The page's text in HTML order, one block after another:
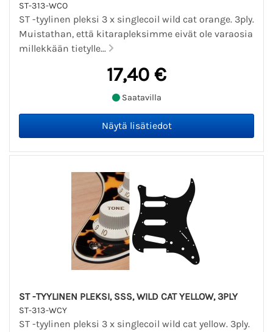
ST-313-WCO
ST -tyylinen pleksi 3 x singlecoil wild cat orange. 3ply.
Muistathan, että kitarapleksimme eivät ole varaosia
millekkään tietylle...
17,40 €
Saatavilla
ST -TYYLINEN PLEKSI, SSS, WILD CAT YELLOW, 3PLY
ST-313-WCY
ST -tyylinen pleksi 3 x singlecoil wild cat yellow. 3ply.